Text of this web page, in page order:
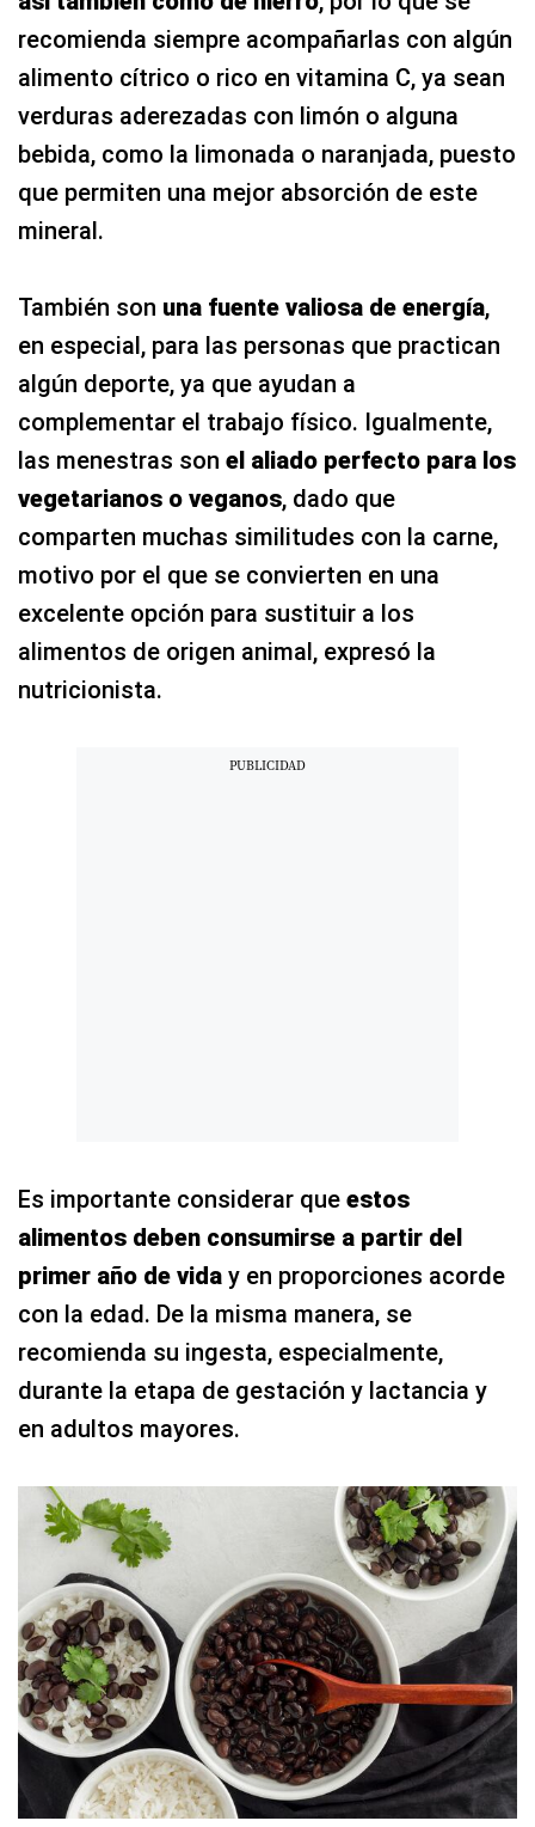
recomienda siempre acompañarlas con algún
alimento cítrico o rico en vitamina C, ya sean
verduras aderezadas con limón o alguna
bebida, como la limonada o naranjada, puesto
que permiten una mejor absorción de este
mineral.
También son una fuente valiosa de energía,
en especial, para las personas que practican
algún deporte, ya que ayudan a
complementar el trabajo físico. Igualmente,
las menestras son el aliado perfecto para los
vegetarianos o veganos, dado que
comparten muchas similitudes con la carne,
motivo por el que se convierten en una
excelente opción para sustituir a los
alimentos de origen animal, expresó la
nutricionista.
Es importante considerar que estos
alimentos deben consumirse a partir del
primer año de vida y en proporciones acorde
con la edad. De la misma manera, se
recomienda su ingesta, especialmente,
durante la etapa de gestación y lactancia y
en adultos mayores.